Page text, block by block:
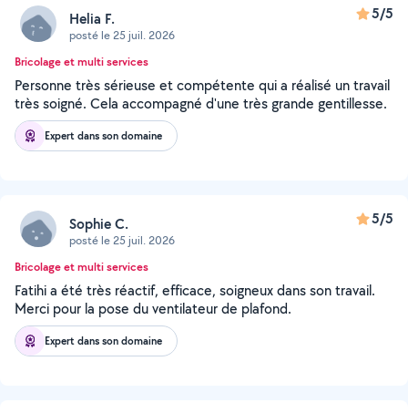
Helia F.
posté le 25 juil. 2026
5/5
Bricolage et multi services
Personne très sérieuse et compétente qui a réalisé un travail
très soigné. Cela accompagné d'une très grande gentillesse.
Expert dans son domaine
Sophie C.
posté le 25 juil. 2026
5/5
Bricolage et multi services
Fatihi a été très réactif, efficace, soigneux dans son travail.
Merci pour la pose du ventilateur de plafond.
Expert dans son domaine